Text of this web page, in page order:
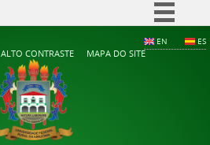
Acesso à informação
EN ES
ALTO CONTRASTE MAPA DO SITE